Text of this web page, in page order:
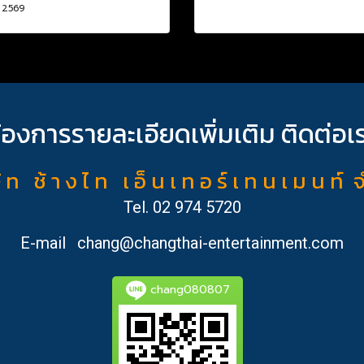
งการรายละเอียดเพิ่มเติม ติดต่อเ
ท ช้ า ง ไ ท เ อ็ น เ ท อ ร์ เ ท น เ ม น ท์
Tel. 02 974 5720
E-mail
chang@changthai-entertainment.com
chang080807